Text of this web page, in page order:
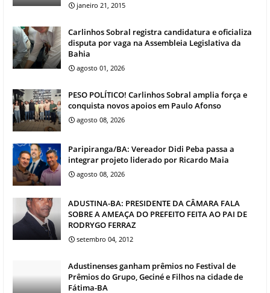
janeiro 21, 2015
Carlinhos Sobral registra candidatura e oficializa
disputa por vaga na Assembleia Legislativa da
Bahia
agosto 01, 2026
PESO POLÍTICO! Carlinhos Sobral amplia força e
conquista novos apoios em Paulo Afonso
agosto 08, 2026
Paripiranga/BA: Vereador Didi Peba passa a
integrar projeto liderado por Ricardo Maia
agosto 08, 2026
ADUSTINA-BA: PRESIDENTE DA CÂMARA FALA
SOBRE A AMEAÇA DO PREFEITO FEITA AO PAI DE
RODRYGO FERRAZ
setembro 04, 2012
Adustinenses ganham prêmios no Festival de
Prêmios do Grupo, Geciné e Filhos na cidade de
Fátima-BA